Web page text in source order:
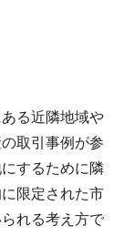
る近隣地域や
取引事例が参
するために隣
限定された市
れる考え方で